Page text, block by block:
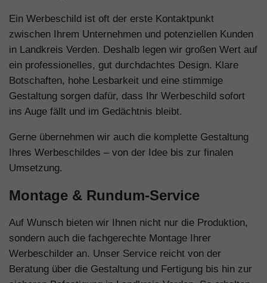
Ein Werbeschild ist oft der erste Kontaktpunkt
zwischen Ihrem Unternehmen und potenziellen Kunden
in Landkreis Verden. Deshalb legen wir großen Wert auf
ein professionelles, gut durchdachtes Design. Klare
Botschaften, hohe Lesbarkeit und eine stimmige
Gestaltung sorgen dafür, dass Ihr Werbeschild sofort
ins Auge fällt und im Gedächtnis bleibt.
Gerne übernehmen wir auch die komplette Gestaltung
Ihres Werbeschildes – von der Idee bis zur finalen
Umsetzung.
Montage & Rundum-Service
Auf Wunsch bieten wir Ihnen nicht nur die Produktion,
sondern auch die fachgerechte Montage Ihrer
Werbeschilder an. Unser Service reicht von der
Beratung über die Gestaltung und Fertigung bis hin zur